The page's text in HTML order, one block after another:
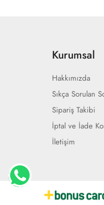
Kurumsal
Hakkımızda
Sıkça Sorulan
Sipariş Takibi
İptal ve İade
İletişim